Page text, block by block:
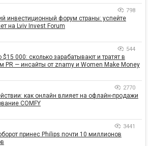
798
инвестиционный форум страны: успейте
на Lviv Invest Forum
544
000: сколько зарабатывают и тратят в
PR — инсайты от znamy и Women Make Money
2770
как онлайн влияет на офлайн-продажи
COMFY
3441
принес Philips почти 10 миллионов